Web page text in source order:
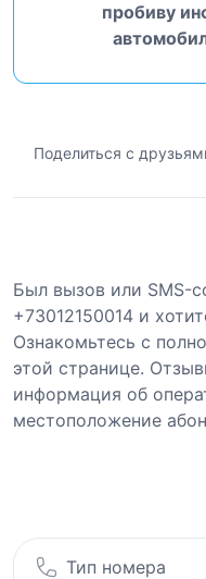
пробиву
Поделиться с
Был вызов или SMS-
+73012150014 и
Ознакомьтесь с
этой странице.
информация об
местоположение
Тип номера